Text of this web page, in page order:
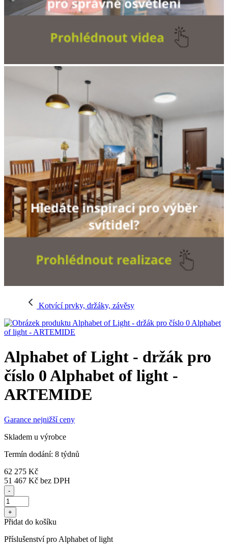
Kotvící prvky, držáky, závěsy
Alphabet of Light - držák pro
číslo 0 Alphabet of light -
ARTEMIDE
Garance nejnižší ceny
Skladem u výrobce
Termín dodání: 8 týdnů
62 275 Kč
51 467 Kč bez DPH
-
+
Přidat do košíku
Příslušenství pro Alphabet of light